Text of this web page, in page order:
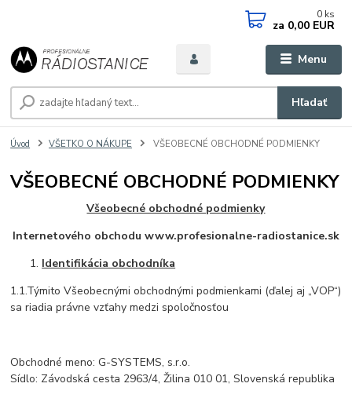
Menu
Hľadať
0 ks
za 0,00 EUR
Úvod VŠETKO O NÁKUPE VŠEOBECNÉ OBCHODNÉ PODMIENKY
VŠEOBECNÉ OBCHODNÉ PODMIENKY
Všeobecné obchodné podmienky
Internetového obchodu www.profesionalne-radiostanice.sk
Identifikácia obchodníka
1.1.Týmito Všeobecnými obchodnými podmienkami (ďalej aj „VOP“)
sa riadia právne vzťahy medzi spoločnosťou
Obchodné meno: G-SYSTEMS, s.r.o.
Sídlo: Závodská cesta 2963/4, Žilina 010 01, Slovenská republika